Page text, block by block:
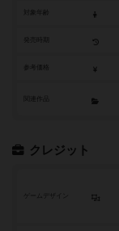
参考価格
関連作品
クレジット
ゲームデザイン